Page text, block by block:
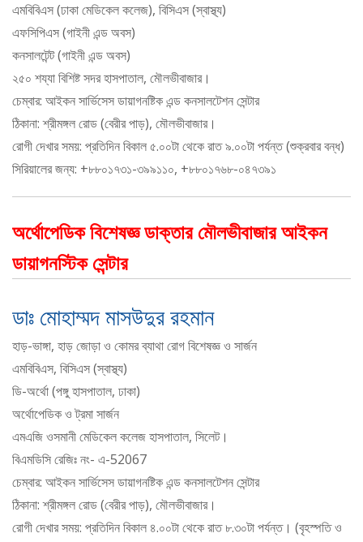
এমবিবিএস (ঢাকা মেডিকেল কলেজ), বিসিএস (স্বাস্থ্য)
এফসিপিএস (গাইনী এন্ড অবস)
কনসালটেন্ট (গাইনী এন্ড অবস)
২৫০ শয্যা বিশিষ্ট সদর হাসপাতাল, মৌলভীবাজার।
চেম্বার: আইকন সার্ভিসেস ডায়াগনষ্টিক এন্ড কনসালটেশন সেন্টার
ঠিকানা: শ্রীমঙ্গল রোড (বেরীর পাড়), মৌলভীবাজার।
রোগী দেখার সময়: প্রতিদিন বিকাল ৫.০০টা থেকে রাত ৯.০০টা পর্যন্ত (শুক্রবার বন্ধ)
সিরিয়ালের জন্য: +৮৮০১৭৩১-৩৯৯১১০, +৮৮০১৭৬৮-০৪৭৩৯১
অর্থোপেডিক বিশেষজ্ঞ ডাক্তার মৌলভীবাজার আইকন
ডায়াগনস্টিক সেন্টার
ডাঃ মোহাম্মদ মাসউদুর রহমান
হাড়-ভাঙ্গা, হাড় জোড়া ও কোমর ব্যাথা রোগ বিশেষজ্ঞ ও সার্জন
এমবিবিএস, বিসিএস (স্বাস্থ্য)
ডি-অর্থো (পঙ্গু হাসপাতাল, ঢাকা)
অর্থোপেডিক ও ট্রমা সার্জন
এমএজি ওসমানী মেডিকেল কলেজ হাসপাতাল, সিলেট।
বিএমডিসি রেজিঃ নং- এ-52067
চেম্বার: আইকন সার্ভিসেস ডায়াগনষ্টিক এন্ড কনসালটেশন সেন্টার
ঠিকানা: শ্রীমঙ্গল রোড (বেরীর পাড়), মৌলভীবাজার।
রোগী দেখার সময়: প্রতিদিন বিকাল ৪.০০টা থেকে রাত ৮.৩০টা পর্যন্ত। (বৃহস্পতি ও